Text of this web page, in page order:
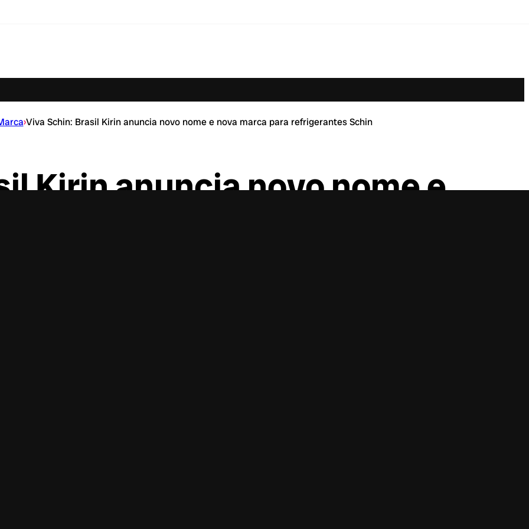
›Viva Schin: Brasil Kirin anuncia novo nome e nova marca para refrigerantes Schin
Kirin anuncia novo nome e
refrigerantes Schin